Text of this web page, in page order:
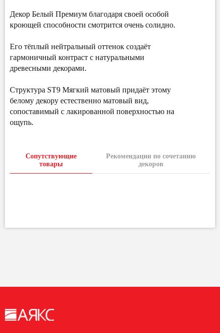
Декор Белый Премиум благодаря своей особой
кроющей способности смотрится очень солидно.
Его тёплый нейтральный оттенок создаёт
гармоничный контраст с натуральными
древесными декорами.
Структура ST9 Мягкий матовый придаёт этому
белому декору естественно матовый вид,
сопоставимый с лакированной поверхностью на
ощупь.
Сопутствующие
товары
Рекомендации по сочетанию
декоров